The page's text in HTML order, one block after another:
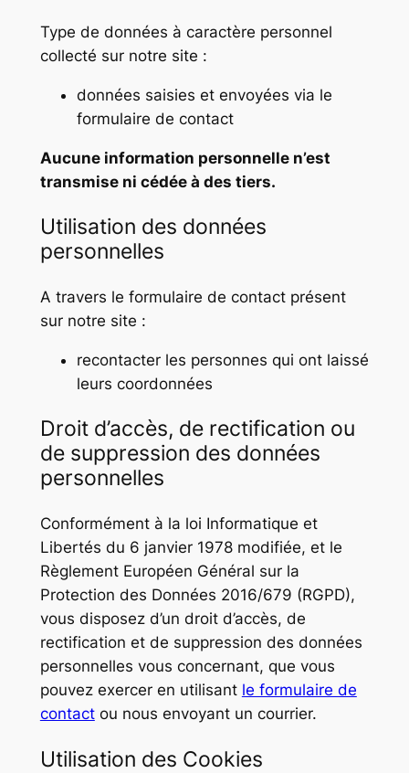
Type de données à caractère personnel
collecté sur notre site :
données saisies et envoyées via le
formulaire de contact
Aucune information personnelle n’est
transmise ni cédée à des tiers.
Utilisation des données
personnelles
A travers le formulaire de contact présent
sur notre site :
recontacter les personnes qui ont laissé
leurs coordonnées
Droit d’accès, de rectification ou
de suppression des données
personnelles
Conformément à la loi Informatique et
Libertés du 6 janvier 1978 modifiée, et le
Règlement Européen Général sur la
Protection des Données 2016/679 (RGPD),
vous disposez d’un droit d’accès, de
rectification et de suppression des données
personnelles vous concernant, que vous
pouvez exercer en utilisant le formulaire de
contactou nous envoyant un courrier.
Utilisation des Cookies